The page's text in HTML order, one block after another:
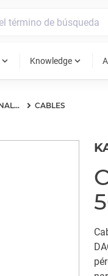
expand_more Knowledge expand_more
ACCESORIOS PARA ANALIZADORES DE POTENCIA Y GENHS CABLES